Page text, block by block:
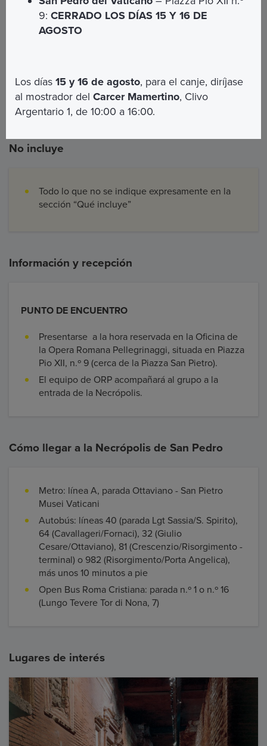
Incluye
Acceso a la Necrópolis de San Pedro
Visita con guía multilingüe
No incluye
Todo lo que no se indique expresamente en la
sección “Qué incluye”
Información y recepción
PUNTO DE ENCUENTRO
Presentarse a la hora reservada en la Oficina de
la Opera Romana Pellegrinaggi, situada en Piazza
Pio XII, n.º 9 (cerca de la Piazza San Pietro).
El equipo de ORP acompañará al grupo a la
entrada de la Necrópolis.
Cómo llegar a la Necrópolis de San Pedro
Metro: línea A, parada Ottaviano - San Pietro
Musei Vaticani
Autobús: líneas 40 (parada Lgt Sassia/S. Spirito),
64 (Cavallageri/Fornaci), 32 (Giulio
Cesare/Ottaviano), 81 (Crescenzio/Risorgimento -
terminal) o 982 (Risorgimento/Porta Angelica),
más unos 10 minutos a pie
Open Bus Roma Cristiana: parada n.º 1 o n.º 16
(Lungo Tevere Tor di Nona, 7)
Lugares de interés
9:CERRADO LOS DÍAS 15 Y 16 DE
AGOSTO
Los días15 y 16 de agosto, para el canje, diríjase
al mostrador delCarcer Mamertino, Clivo
Argentario 1, de 10:00 a 16:00.